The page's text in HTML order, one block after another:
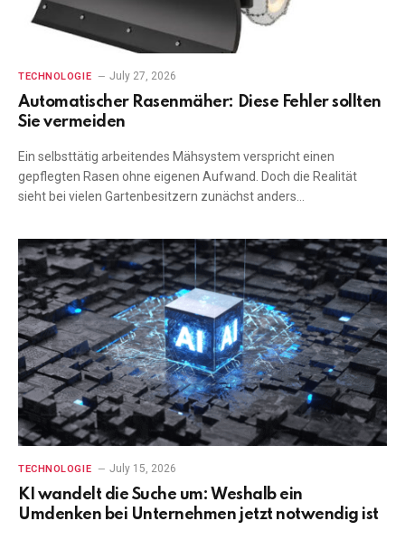
TECHNOLOGIE July 27, 2026
Automatischer Rasenmäher: Diese Fehler sollten
Sie vermeiden
Ein selbsttätig arbeitendes Mähsystem verspricht einen
gepflegten Rasen ohne eigenen Aufwand. Doch die Realität
sieht bei vielen Gartenbesitzern zunächst anders…
TECHNOLOGIE July 15, 2026
KI wandelt die Suche um: Weshalb ein
Umdenken bei Unternehmen jetzt notwendig ist